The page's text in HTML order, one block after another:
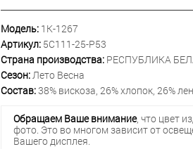
Модель:1К-1267
Артикул:5С111-25-Р53
Страна производства:РЕСПУБЛИКА
Сезон:Лето Весна
Состав:38% вискоза, 26% хлопок, 26%
Обращаем Ваше внимание, что цвет
фото. Это во многом зависит от
Вашего дисплея.